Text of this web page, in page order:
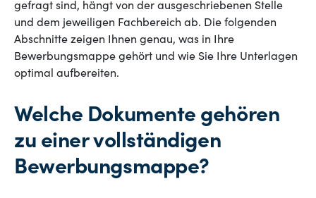
gefragt sind, hängt von der ausgeschriebenen Stelle
und dem jeweiligen Fachbereich ab. Die folgenden
Abschnitte zeigen Ihnen genau, was in Ihre
Bewerbungsmappe gehört und wie Sie Ihre Unterlagen
optimal aufbereiten.
Welche Dokumente gehören
zu einer vollständigen
Bewerbungsmappe?